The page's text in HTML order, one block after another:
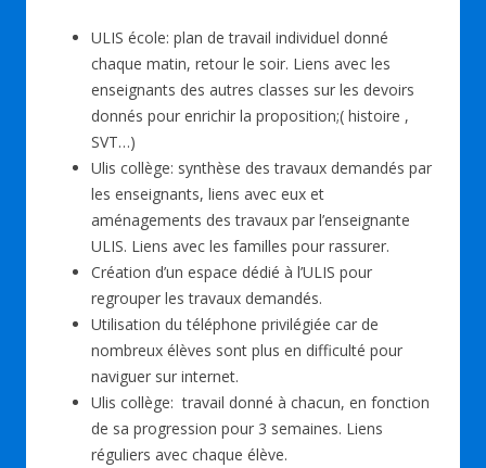
ULIS école: plan de travail individuel donné
chaque matin, retour le soir. Liens avec les
enseignants des autres classes sur les devoirs
donnés pour enrichir la proposition;( histoire ,
SVT…)
Ulis collège: synthèse des travaux demandés par
les enseignants, liens avec eux et
aménagements des travaux par l’enseignante
ULIS. Liens avec les familles pour rassurer.
Création d’un espace dédié à l’ULIS pour
regrouper les travaux demandés.
Utilisation du téléphone privilégiée car de
nombreux élèves sont plus en difficulté pour
naviguer sur internet.
Ulis collège: travail donné à chacun, en fonction
de sa progression pour 3 semaines. Liens
réguliers avec chaque élève.